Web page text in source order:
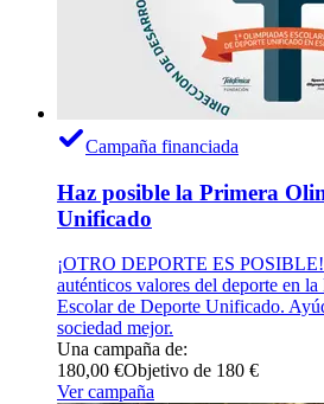
Campaña financiada
Haz posible la Primera
Unificado
¡OTRO DEPORTE ES
auténticos valores del deporte en
Escolar de Deporte Unificado.
sociedad mejor.
Una campaña de:
180,00 €Objetivo de 180 €
Ver campaña